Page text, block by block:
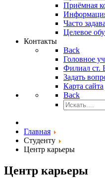
Приёмная
Часто
Целевое
Контакты
Back
Головное
Филиал ст.
Задать
Карта сайта
Back
Главная
Студенту
Центр карьеры
Центр карьеры